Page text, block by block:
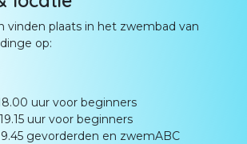
vinden plaats in het zwembad van
op:
uur voor beginners
uur voor beginners
gevorderden en zwemABC